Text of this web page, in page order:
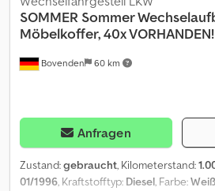
Bovenden 60 km
SOMMER Sommer
Möbelkoffer, 40x VORHANDEN!
Anfragen
Zustand:gebraucht, Kilometerstand:
01/1996, Kraftstofftyp: Diesel, Farbe:Weiß